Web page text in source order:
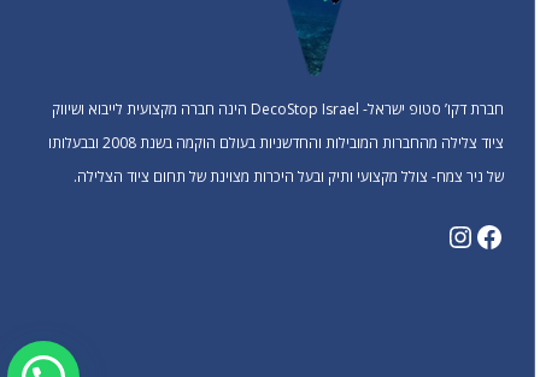
חברת דקו’ סטופ ישראל- DecoStop Israel הינה חברה מקצועית לייבוא ושיווק
ציוד צלילה מהחברות המובילות והחדשניות בעולם הוקמה בשנת 2008 ובבעלותו
של ניר צמח- צולל מקצועי ותיק ובעל היכרות מצוינת של תחום ציוד הצלילה.